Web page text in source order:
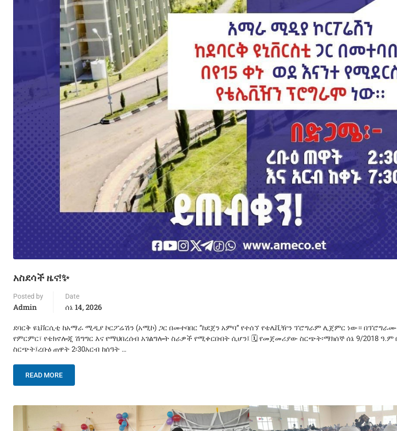
አስደሳች ዜና!✨
Posted by
Admin
Date
ሰኔ 14, 2026
ደባርቅ ዩኒቨርሲቲ ከአማራ ሚዲያ ኮርፖሬሽን (አሚኮ) ጋር በመተባበር ”ከደጀን አምባ” የተሰኘ የቴሌቪዥን ፕሮግራም ሊጀምር ነው። በፕሮግራሙ
የምርምር፣ የቴክኖሎጂ ሽግግር እና የማህበረሰብ አገልግሎት ስራዎች የሚቀርቡበት ሲሆን፤ 🗓️ የመጀመሪያው ስርጭት፡ማክሰኞ ሰኔ 9/2018 ዓ.ም
ስርጭት፤ረቡዕ ጠዋት 2፡30አርብ ከሰዓት …
READ MORE